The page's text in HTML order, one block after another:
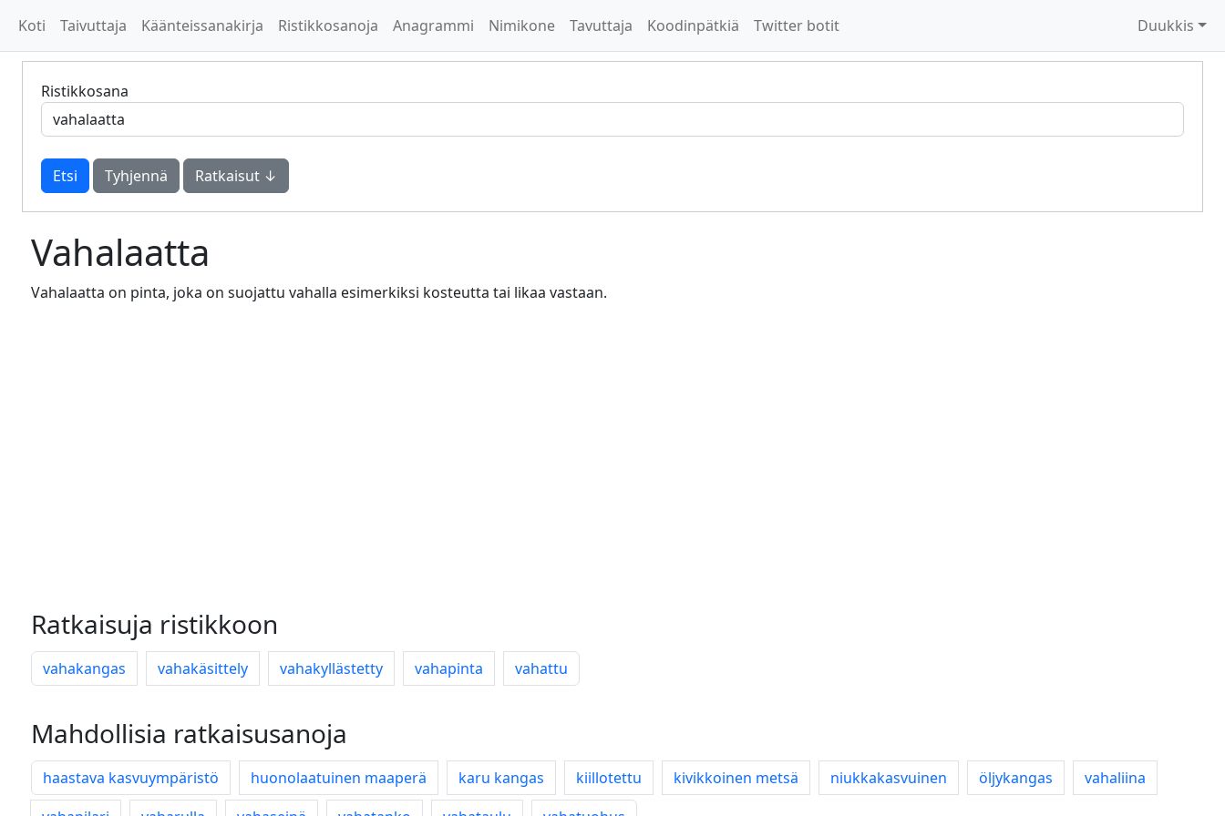
Koti Taivuttaja Käänteissanakirja Ristikkosanoja Anagrammi Nimikone Tavuttaja Koodinpätkiä Twitter botit Duukkis
Ristikkosana
Tyhjennä Ratkaisut ↓
Vahalaatta
Vahalaatta on pinta, joka on suojattu vahalla esimerkiksi kosteutta tai likaa vastaan.
Ratkaisuja ristikkoon
vahakangas vahakäsittely vahakyllästetty vahapinta vahattu
Mahdollisia ratkaisusanoja
haastava kasvuympäristö huonolaatuinen maaperä karu kangas kiillotettu kivikkoinen metsä niukkakasvuinen öljykangas
vahaliina